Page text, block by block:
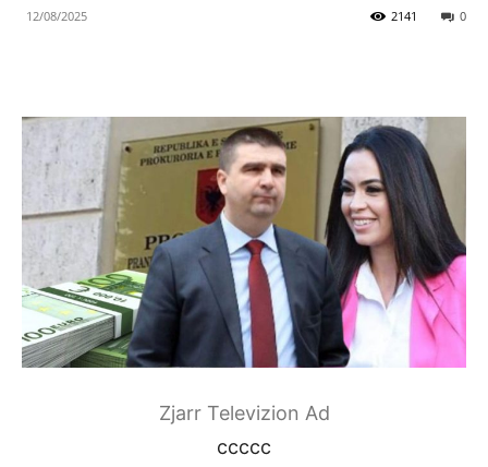
12/08/2025 0
2141
Zjarr Televizion Ad
ccccc